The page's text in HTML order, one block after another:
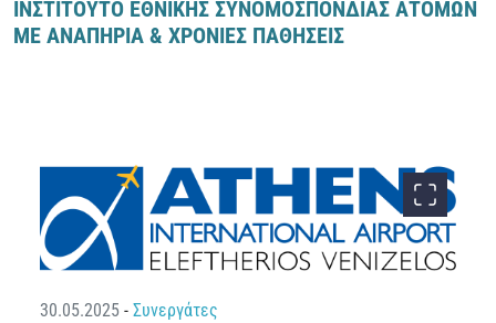
ΙΝΣΤΙΤΟΥΤΟ ΕΘΝΙΚΗΣ ΣΥΝΟΜΟΣΠΟΝΔΙΑΣ ΑΤΟΜΩΝ
ΜΕ ΑΝΑΠΗΡΙΑ & ΧΡΟΝΙΕΣ ΠΑΘΗΣΕΙΣ
30.05.2025 - Συνεργάτες